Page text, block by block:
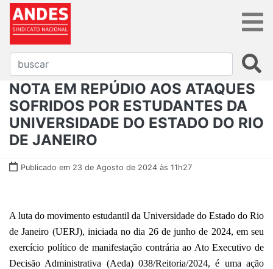
NOTA EM REPÚDIO AOS ATAQUES
SOFRIDOS POR ESTUDANTES DA
UNIVERSIDADE DO ESTADO DO RIO
DE JANEIRO
Publicado em 23 de Agosto de 2024 às 11h27
A luta do movimento estudantil da Universidade do Estado do Rio
de Janeiro (UERJ), iniciada no dia 26 de junho de 2024, em seu
exercício político de manifestação contrária ao Ato Executivo de
Decisão Administrativa (Aeda) 038/Reitoria/2024, é uma ação